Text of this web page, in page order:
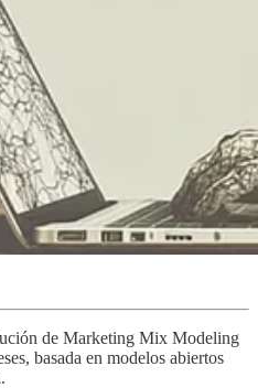
de Marketing Mix Modeling
basada en modelos abiertos